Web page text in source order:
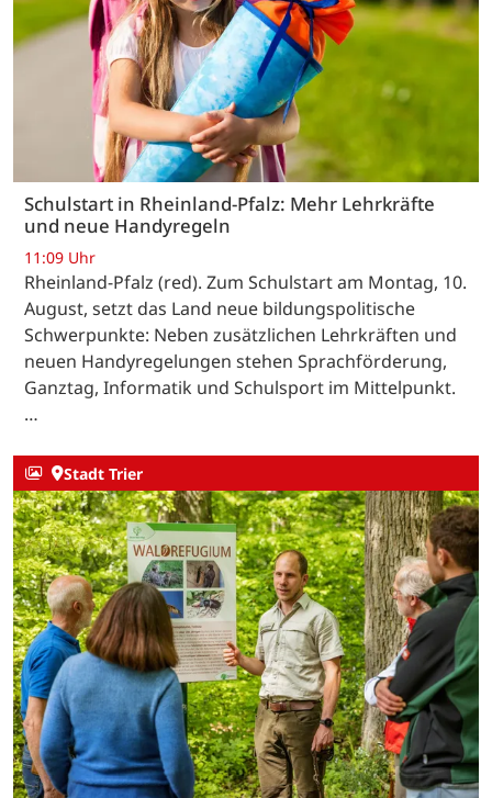
Schulstart in Rheinland-Pfalz: Mehr Lehrkräfte
und neue Handyregeln
11:09 Uhr
Rheinland-Pfalz (red). Zum Schulstart am Montag, 10.
August, setzt das Land neue bildungspolitische
Schwerpunkte: Neben zusätzlichen Lehrkräften und
neuen Handyregelungen stehen Sprachförderung,
Ganztag, Informatik und Schulsport im Mittelpunkt.
…
Stadt Trier